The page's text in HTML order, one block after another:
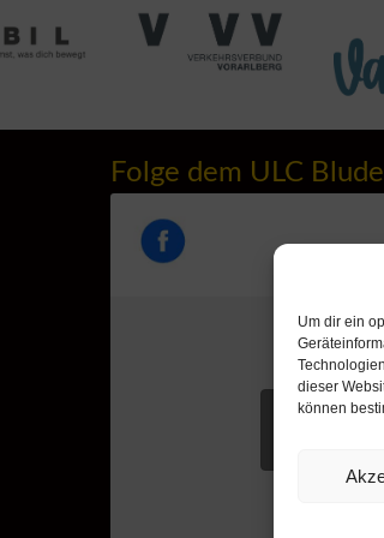
Um dir ein
dieser
können
Folge dem ULC
Klicke